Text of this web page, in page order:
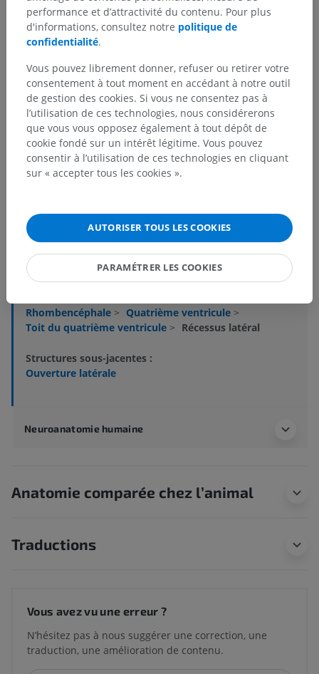
Hiérarchie anatomique
Anatomie humaine 2
Anatomie humaine 1
Anatomie systémique> Système nerveux>
Rhombencéphale > Quatrième ventricule >
Toit du quatrième ventricule > Récessus latéral
Structures sous-jacentes :
Ouverture latérale
Neuroanatomie humaine
Anatomie comparée chez l’animal
Traductions
Vous avez vu une erreur ?
N’hésitez pas à nous suggérer une correction, une
traduction, une amélioration de contenu.
performance et d’attractivité du contenu. Pour plus
d'informations, consultez notre politique de
confidentialité.
Vous pouvez librement donner, refuser ou retirer votre
consentement à tout moment en accédant à notre outil
de gestion des cookies. Si vous ne consentez pas à
l’utilisation de ces technologies, nous considérerons
que vous vous opposez également à tout dépôt de
cookie fondé sur un intérêt légitime. Vous pouvez
consentir à l’utilisation de ces technologies en cliquant
sur « accepter tous les cookies ».
AUTORISER TOUS LES COOKIES
PARAMÉTRER LES COOKIES